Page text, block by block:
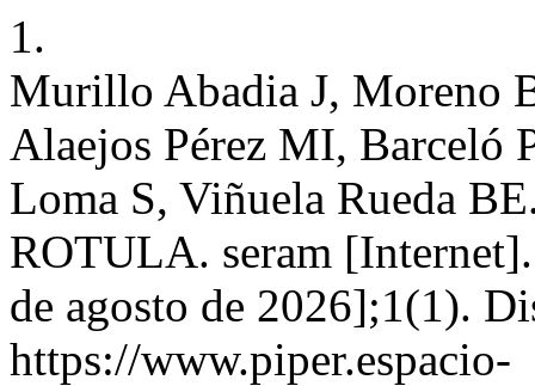
1.
Murillo Abadia J, Moreno
Alaejos Pérez MI, Barceló
Loma S, Viñuela Rueda
ROTULA. seram
de agosto de 2026];1(1).
https://www.piper.espacio-